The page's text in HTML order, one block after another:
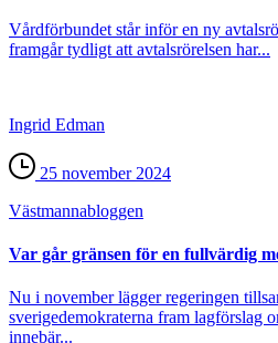
Vårdförbundet står inför en ny
framgår tydligt att avtalsrörelsen har...
Ingrid Edman
25 november 2024
Västmanna­bloggen
Var går gränsen för en fullvärdig
Nu i november lägger regeringen
sverigedemokraterna fram lagförslag
innebär...